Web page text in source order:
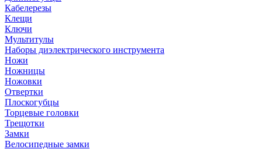
Кабелерезы
Клещи
Ключи
Мультитулы
Наборы диэлектрического инструмента
Ножи
Ножницы
Ножовки
Отвертки
Плоскогубцы
Торцевые головки
Трещотки
Замки
Велосипедные замки